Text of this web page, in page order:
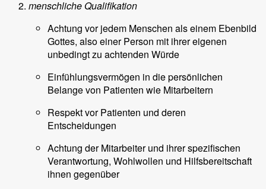
menschliche Qualifikation
Achtung vor jedem Menschen als einem Ebenbild
Gottes, also einer Person mit ihrer eigenen
unbedingt zu achtenden Würde
Einfühlungsvermögen in die persönlichen
Belange von Patienten wie Mitarbeitern
Respekt vor Patienten und deren
Entscheidungen
Achtung der Mitarbeiter und ihrer spezifischen
Verantwortung, Wohlwollen und Hilfsbereitschaft
ihnen gegenüber